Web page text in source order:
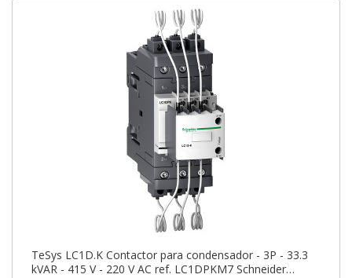
TeSys LC1D.K Contactor para condensador - 3P - 33.3
kVAR - 415 V - 220 V AC ref. LC1DPKM7 Schneider